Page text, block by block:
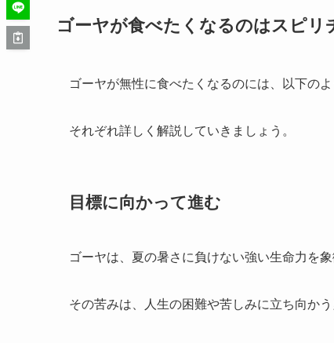
ゴーヤが食べたくなるのはスピ
ゴーヤが無性に食べたくなるのには、以下の
それぞれ詳しく解説していきましょう。
目標に向かって進む
ゴーヤは、夏の暑さに負けない強い生命力を象
その苦みは、人生の困難や苦しみに立ち向か